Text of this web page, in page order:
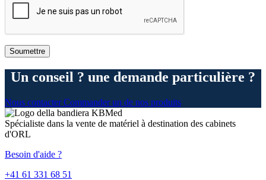
Un conseil ? une demande particulière ?
Nous contacter Commander un de nos produits
Spécialiste dans la vente de matériel à destination des cabinets
d'ORL
Besoin d'aide ?
+41 61 331 68 51